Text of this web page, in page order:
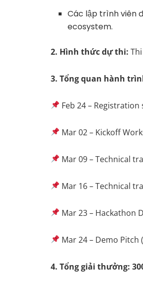
Các lập trình viên
ecosystem.
2. Hình thức dự thi:
3. Tổng quan hành
Feb 24 –
Mar 02 – Kickoff
Mar 09 – Technical
Mar 16 – Technical
Mar 23 – Hackathon
Mar 24 – Demo
4. Tổng giải thưởng: